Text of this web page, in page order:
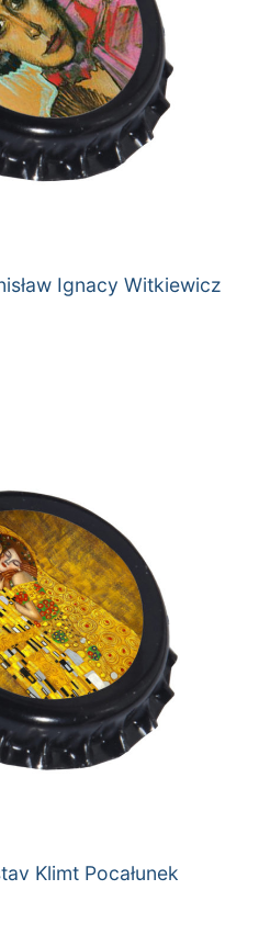
Ignacy Witkiewicz
Klimt Pocałunek